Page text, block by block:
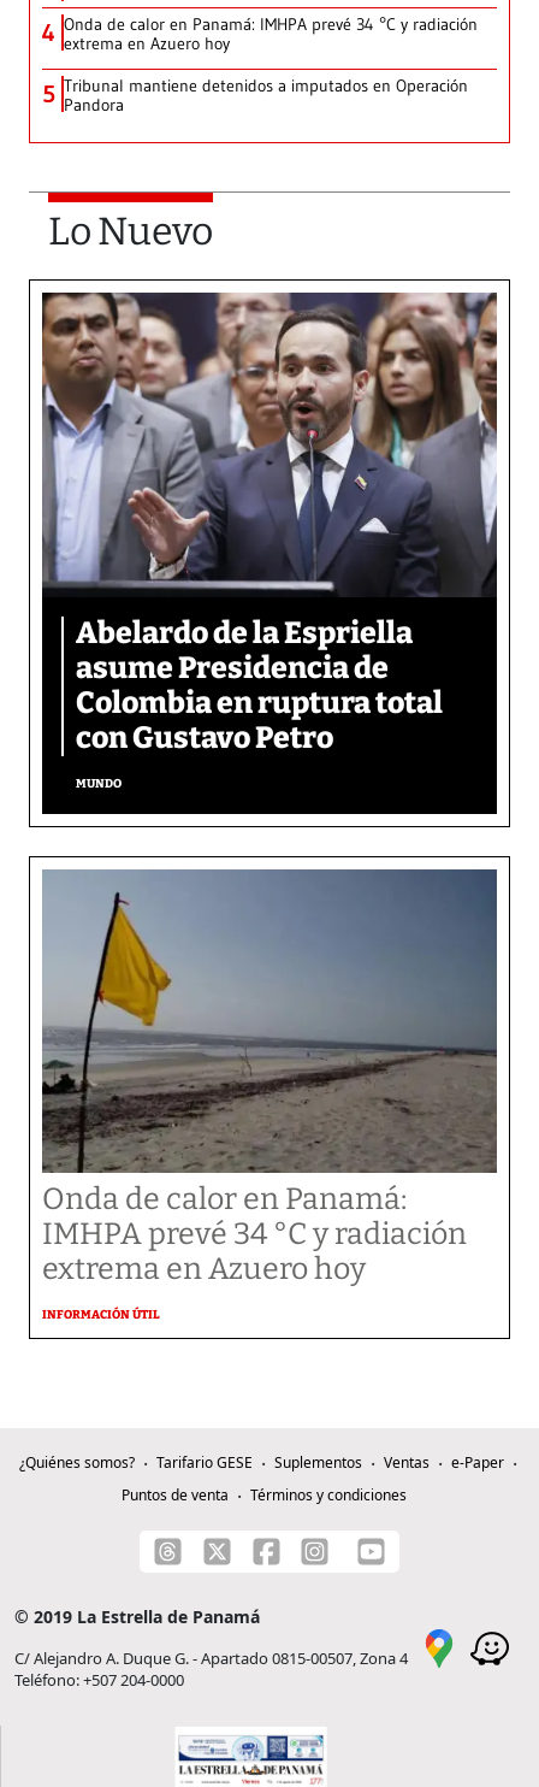
4 Onda de calor en Panamá: IMHPA prevé 34 °C y radiación
extrema en Azuero hoy
5 Tribunal mantiene detenidos a imputados en Operación
Pandora
Lo Nuevo
Abelardo de la Espriella
asume Presidencia de
Colombia en ruptura total
con Gustavo Petro
MUNDO
Onda de calor en Panamá:
IMHPA prevé 34 °C y radiación
extrema en Azuero hoy
INFORMACIÓN ÚTIL
¿Quiénes somos? Tarifario GESE Suplementos Ventas
e-Paper
Puntos de venta
Términos y condiciones
© 2019 La Estrella de Panamá
C/ Alejandro A. Duque G. - Apartado 0815-00507, Zona 4
Teléfono: +507 204-0000